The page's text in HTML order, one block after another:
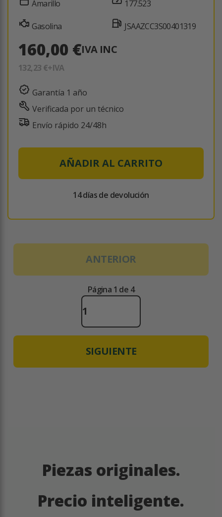
Amarillo
Gasolina
177.523
JSAAZCC3S00401319
160,00 €IVA INC
132,23 €+IVA
Garantía 1 año
Verificada por un técnico
Envío rápido 24/48h
AÑADIR AL CARRITO
14 días de devolución
ANTERIOR
Página 1 de 4
SIGUIENTE
Piezas originales.
Precio inteligente.